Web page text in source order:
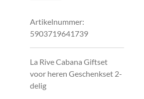
Artikelnummer:
5903719641739
La Rive Cabana Giftset
voor heren Geschenkset 2-
delig